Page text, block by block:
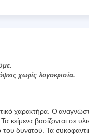
χωρίς λογοκρισία.
χαρακτήρα. Ο
κείμενα βασίζονται σε
του δυνατού. Τα